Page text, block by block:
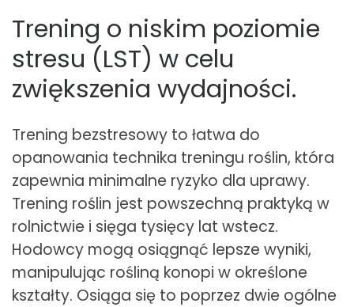
Trening o niskim poziomie
stresu (LST) w celu
zwiększenia wydajności.
Trening bezstresowy to łatwa do
opanowania technika treningu roślin, która
zapewnia minimalne ryzyko dla uprawy.
Trening roślin jest powszechną praktyką w
rolnictwie i sięga tysięcy lat wstecz.
Hodowcy mogą osiągnąć lepsze wyniki,
manipulując rośliną konopi w określone
kształty. Osiąga się to poprzez dwie ogólne